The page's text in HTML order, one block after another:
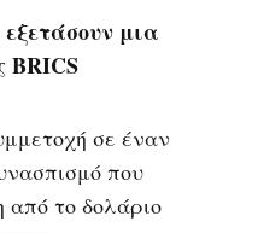
μια
BRICS
σε έναν
που
από το δολάριο